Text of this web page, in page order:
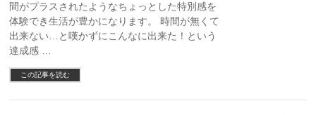
間がプラスされたようなちょっとした特別感を
体験でき生活が豊かになります。 時間が無くて
出来ない…と嘆かずにこんなに出来た！という
達成感 …
この記事を読む